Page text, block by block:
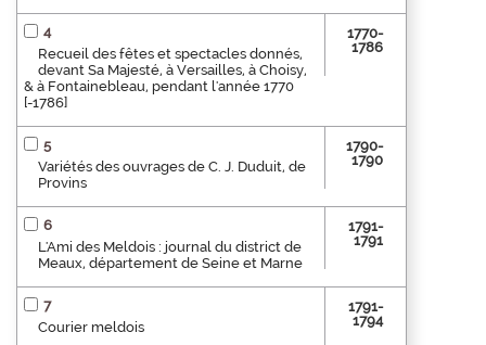
4
Recueil des fêtes et spectacles donnés,
devant Sa Majesté, à Versailles, à Choisy,
& à Fontainebleau, pendant l'année 1770
[-1786]
1770-
1786
5
Variétés des ouvrages de C. J. Duduit, de
Provins
1790-
1790
6
L'Ami des Meldois : journal du district de
Meaux, département de Seine et Marne
1791-
1791
7
Courier meldois
1791-
1794